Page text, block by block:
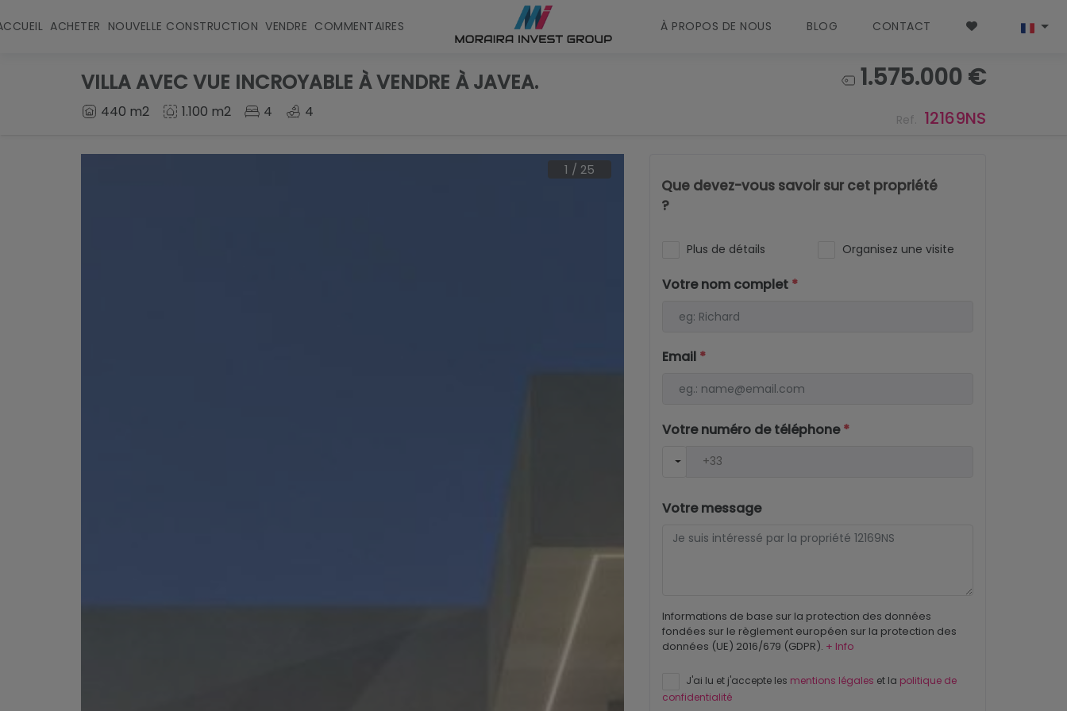
ACHETER NOUVELLE CONSTRUCTION VENDRE COMMENTAIRES À PROPOS DE NOUS BLOG CONTACT
VILLA AVEC VUE INCROYABLE À VENDRE À JAVEA. 1.575.000 €
440 m2 1.100 m2 4 4 Ref. 12169NS
1 / 25
Que devez-vous savoir sur cet propriété
?
Plus de détails Organisez une visite
Votre nom complet *
Email *
Votre numéro de téléphone*
Votre message
Informations de base sur la protection des données
fondées sur le règlement européen sur la protection des
données (UE) 2016/679 (GDPR). + Info
J'ai lu et j'accepte les mentions légales et la politique de
confidentialité